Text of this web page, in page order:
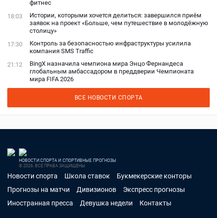
фитнес
18:03
Истории, которыми хочется делиться: завершился приём
заявок на проект «Больше, чем путешествие в молодёжную
столицу»
17:30
Контроль за безопасностью инфраструктуры усилила
компания SMS Traffic
21:12
BingX назначила чемпиона мира Энцо Фернандеса
глобальным амбассадором в преддверии Чемпионата
мира FIFA 2026
ВСЕ НОВОСТИ СПОРТА
НОВОСТИ СПОРТА И СПОРТИВНЫЕ ПРОГНОЗЫ
© 2026. ВСЕ ПРАВА ЗАЩИЩЕНЫ
Новости спорта Школа ставок
Букмекерские конторы
Прогнозы на матчи
Дивизионов
Экспресс прогнозы
Иностранная пресса
Девушка недели Контакты